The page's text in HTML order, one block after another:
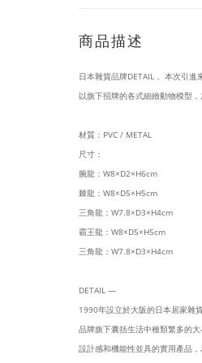
商品描述
日本雜貨品牌DETAIL， 本次引
以旗下招牌的各式細緻動物模型
材質：PVC / METAL
尺寸：
腕龍：W8×D2×H6cm
棘龍：W8×D5×H5cm
三角龍：W7.8×D3×H4cm
霸王龍：W8×D5×H5cm
三角龍：W7.8×D3×H4cm
DETAIL —
1990年設立於大阪的日本居家雜
品牌旗下囊括生活中種類繁多的
設計感和機能性並具的實用產品